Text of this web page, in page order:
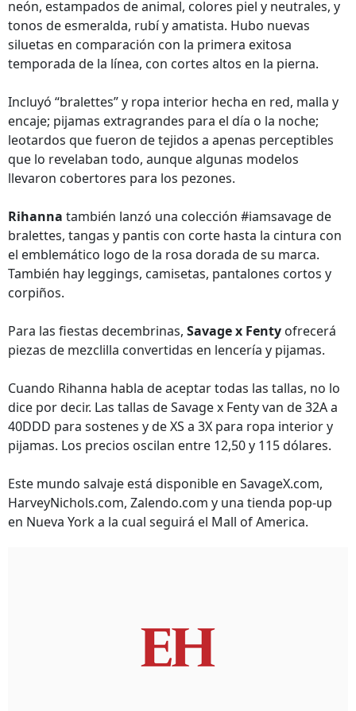
neón, estampados de animal, colores piel y neutrales, y
tonos de esmeralda, rubí y amatista. Hubo nuevas
siluetas en comparación con la primera exitosa
temporada de la línea, con cortes altos en la pierna.
Incluyó “bralettes” y ropa interior hecha en red, malla y
encaje; pijamas extragrandes para el día o la noche;
leotardos que fueron de tejidos a apenas perceptibles
que lo revelaban todo, aunque algunas modelos
llevaron cobertores para los pezones.
Rihanna también lanzó una colección #iamsavage de
bralettes, tangas y pantis con corte hasta la cintura con
el emblemático logo de la rosa dorada de su marca.
También hay leggings, camisetas, pantalones cortos y
corpiños.
Para las fiestas decembrinas, Savage x Fenty ofrecerá
piezas de mezclilla convertidas en lencería y pijamas.
Cuando Rihanna habla de aceptar todas las tallas, no lo
dice por decir. Las tallas de Savage x Fenty van de 32A a
40DDD para sostenes y de XS a 3X para ropa interior y
pijamas. Los precios oscilan entre 12,50 y 115 dólares.
Este mundo salvaje está disponible en SavageX.com,
HarveyNichols.com, Zalendo.com y una tienda pop-up
en Nueva York a la cual seguirá el Mall of America.